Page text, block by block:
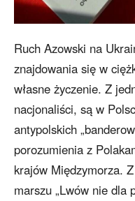
Ruch Azowski na
znajdowania się w
własne życzenie. Z
nacjonaliści, są w
antypolskich
porozumienia z
krajów Międzymorza.
marszu „Lwów nie dla